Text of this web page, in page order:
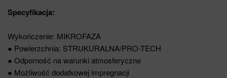
Specyfikacja:
Wykończenie: MIKROFAZA
● Powierzchnia: STRUKURALNA/PRO-TECH
● Odporność na warunki atmosferyczne
● Możliwość dodatkowej impregnacji